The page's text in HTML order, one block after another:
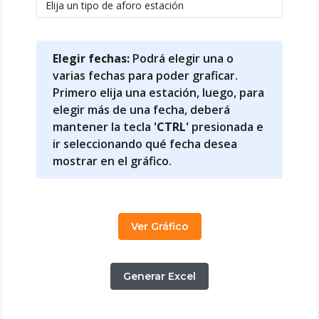
Elegir fechas: Podrá elegir una o
varias fechas para poder graficar.
Primero elija una estación, luego, para
elegir más de una fecha, deberá
mantener la tecla 'CTRL' presionada e
ir seleccionando qué fecha desea
mostrar en el gráfico.
Ver Gráfico
Generar Excel